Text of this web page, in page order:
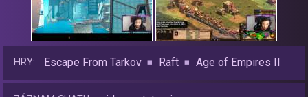
HRY: Escape From Tarkov Raft Age of Empires II